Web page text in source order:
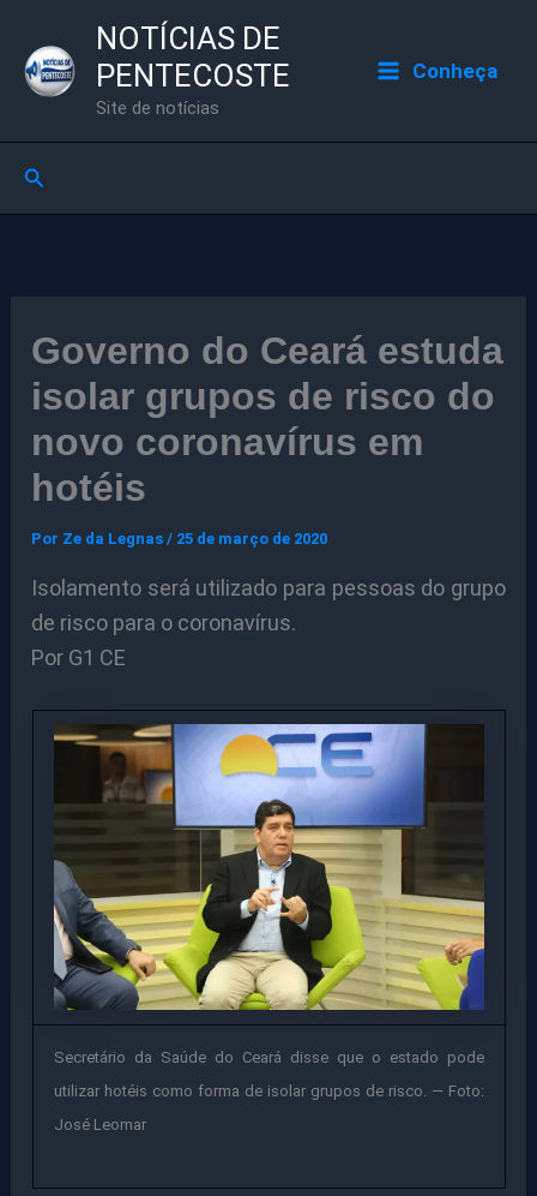
para
NOTÍCIAS DE
PENTECOSTE
Site de notícias
Conheça
Pesquisar
Governo do Ceará estuda
isolar grupos de risco do
novo coronavírus em
hotéis
Por Ze da Legnas/ 25 de março de 2020
Isolamento será utilizado para pessoas do grupo
de risco para o coronavírus.
Por G1 CE
Secretário da Saúde do Ceará disse que o estado pode
utilizar hotéis como forma de isolar grupos de risco. — Foto:
José Leomar